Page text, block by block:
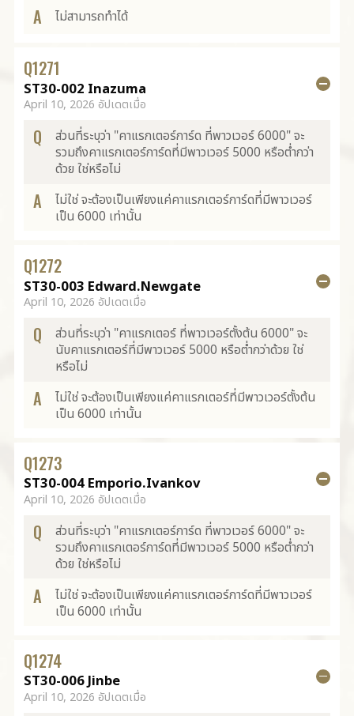
A ไม่สามารถทำได้
Q1271
ST30-002 Inazuma
April 10, 2026 อัปเดตเมื่อ
Q
ส่วนที่ระบุว่า "คาแรกเตอร์การ์ด ที่พาวเวอร์ 6000" จะ
รวมถึงคาแรกเตอร์การ์ดที่มีพาวเวอร์ 5000 หรือต่ำกว่า
ด้วย ใช่หรือไม่
A
ไม่ใช่ จะต้องเป็นเพียงแค่คาแรกเตอร์การ์ดที่มีพาวเวอร์
เป็น 6000 เท่านั้น
Q1272
ST30-003 Edward.Newgate
April 10, 2026 อัปเดตเมื่อ
Q
ส่วนที่ระบุว่า "คาแรกเตอร์ ที่พาวเวอร์ตั้งต้น 6000" จะ
นับคาแรกเตอร์ที่มีพาวเวอร์ 5000 หรือต่ำกว่าด้วย ใช่
หรือไม่
A
ไม่ใช่ จะต้องเป็นเพียงแค่คาแรกเตอร์ที่มีพาวเวอร์ตั้งต้น
เป็น 6000 เท่านั้น
Q1273
ST30-004 Emporio.Ivankov
April 10, 2026 อัปเดตเมื่อ
Q
ส่วนที่ระบุว่า "คาแรกเตอร์การ์ด ที่พาวเวอร์ 6000" จะ
รวมถึงคาแรกเตอร์การ์ดที่มีพาวเวอร์ 5000 หรือต่ำกว่า
ด้วย ใช่หรือไม่
A
ไม่ใช่ จะต้องเป็นเพียงแค่คาแรกเตอร์การ์ดที่มีพาวเวอร์
เป็น 6000 เท่านั้น
Q1274
ST30-006 Jinbe
April 10, 2026 อัปเดตเมื่อ